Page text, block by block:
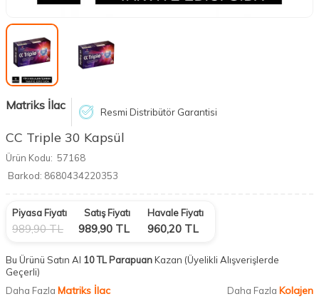
Matriks İlac Resmi Distribütör Garantisi
CC Triple 30 Kapsül
Ürün Kodu: 57168
Barkod: 8680434220353
Piyasa Fiyatı
989,90TL
Satış Fiyatı
989,90 TL
Havale Fiyatı
960,20 TL
Bu Ürünü Satın Al 10 TL ParapuanKazan (Üyelikli Alışverişlerde
Geçerli)
Daha Fazla Matriks İlac Daha Fazla Kolajen